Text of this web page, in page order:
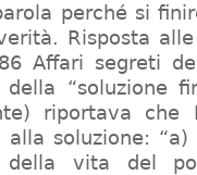
perché si
Risposta
Affari segreti
“soluzione
riportava che
alla soluzione:
vita del